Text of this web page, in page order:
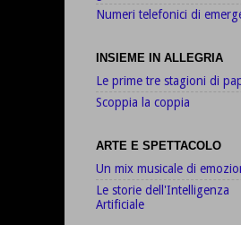
Numeri telefonici di
INSIEME IN ALLEGRIA
Le prime tre stagioni di
Scoppia la coppia
ARTE E SPETTACOLO
Un mix musicale di
Le storie dell'Intelligenza
Artificiale